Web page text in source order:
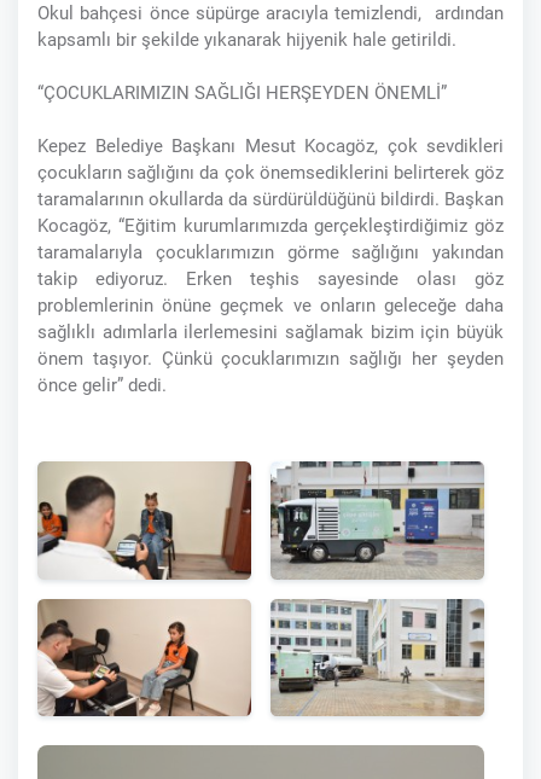
Okul bahçesi önce süpürge aracıyla temizlendi, ardından
kapsamlı bir şekilde yıkanarak hijyenik hale getirildi.
“ÇOCUKLARIMIZIN SAĞLIĞI HERŞEYDEN ÖNEMLİ”
Kepez Belediye Başkanı Mesut Kocagöz, çok sevdikleri
çocukların sağlığını da çok önemsediklerini belirterek göz
taramalarının okullarda da sürdürüldüğünü bildirdi. Başkan
Kocagöz, “Eğitim kurumlarımızda gerçekleştirdiğimiz göz
taramalarıyla çocuklarımızın görme sağlığını yakından
takip ediyoruz. Erken teşhis sayesinde olası göz
problemlerinin önüne geçmek ve onların geleceğe daha
sağlıklı adımlarla ilerlemesini sağlamak bizim için büyük
önem taşıyor. Çünkü çocuklarımızın sağlığı her şeyden
önce gelir” dedi.